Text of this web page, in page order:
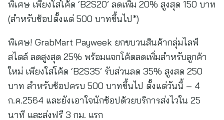
พิเศษ เพียงใส่โค้ด ‘B2S20’ ลดเพิ่ม 20% สูงสุด 150 บาท
(สำหรับช้อปตั้งแต่ 500 บาทขึ้นไป*)
พิเศษ! GrabMart Payweek ยกขบวนสินค้ากลุ่มไลฟ์
สไตล์ ลดสูงสุด 25% พร้อมแจกโค้ดลดเพิ่มสำหรับลูกค้า
ใหม่ เพียงใส่โค้ด ‘B2S35’ รับส่วนลด 35% สูงสด 250
บาท สำหรับช้อปครบ 500 บาทขึ้นไป ตั้งแต่วันนี้ – 4
ก.ค.2564 และยังเอาใจนักช้อปด้วยบริการส่งไวใน 25
นาที และส่งฟรี 3 กม. แรก